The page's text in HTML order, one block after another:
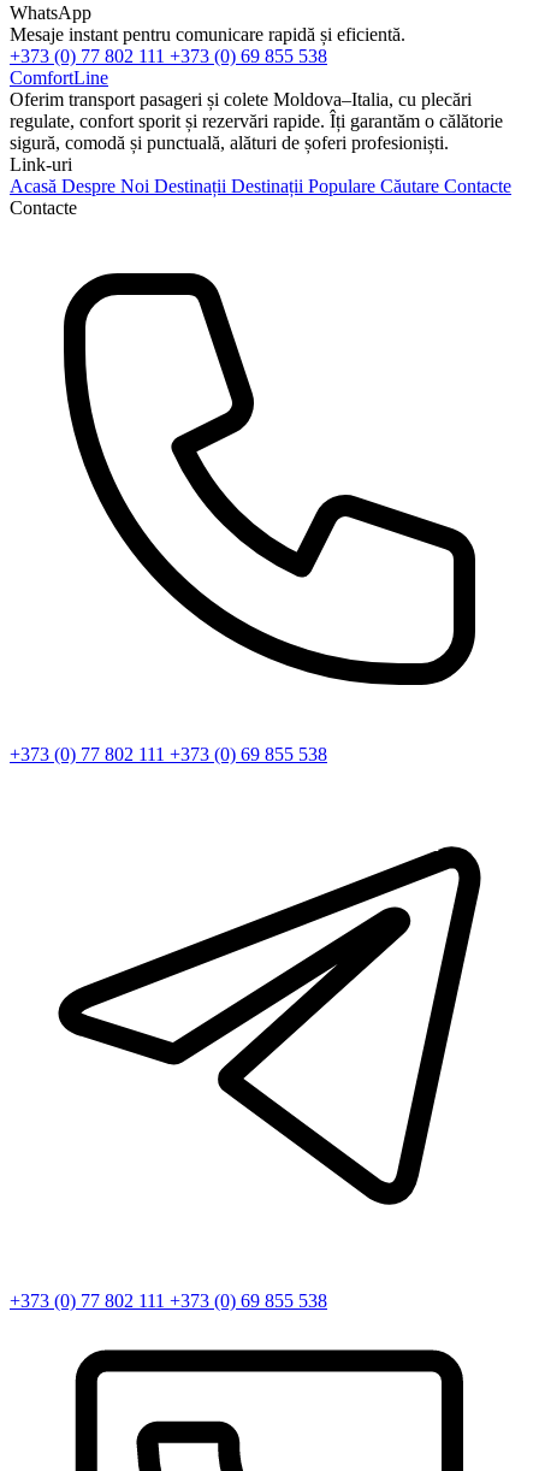
WhatsApp
Mesaje instant pentru comunicare rapidă și eficientă.
+373 (0) 77 802 111 +373 (0) 69 855 538
ComfortLine
Oferim transport pasageri și colete Moldova–Italia, cu plecări
regulate, confort sporit și rezervări rapide. Îți garantăm o călătorie
sigură, comodă și punctuală, alături de șoferi profesioniști.
Link-uri
Acasă Despre Noi Destinații Destinații Populare Căutare Contacte
Contacte
+373 (0) 77 802 111 +373 (0) 69 855 538
+373 (0) 77 802 111 +373 (0) 69 855 538